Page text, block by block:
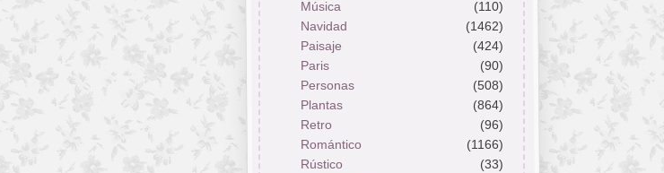
Música
(110)
Navidad
(1462)
Paisaje
(424)
Paris
(90)
Personas
(508)
Plantas
(864)
Retro
(96)
Romántico
(1166)
Rústico
(33)